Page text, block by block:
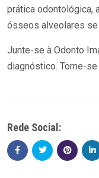
prática odontológica,
ósseos alveolares
Junte-se à Odonto
diagnóstico. Torne-
Rede Social: